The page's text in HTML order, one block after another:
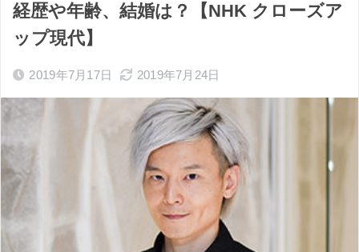
経歴や年齢、結婚は？【NHK クローズア
ップ現代】
2019年7月17日 2019年7月24日